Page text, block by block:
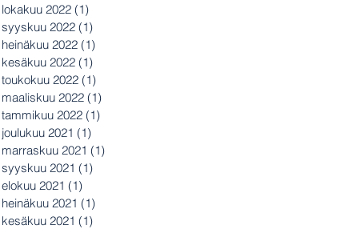
lokakuu 2022 (1)
syyskuu 2022 (1)
heinäkuu 2022 (1)
kesäkuu 2022 (1)
toukokuu 2022 (1)
maaliskuu 2022 (1)
tammikuu 2022 (1)
joulukuu 2021 (1)
marraskuu 2021 (1)
syyskuu 2021 (1)
elokuu 2021 (1)
heinäkuu 2021 (1)
kesäkuu 2021 (1)